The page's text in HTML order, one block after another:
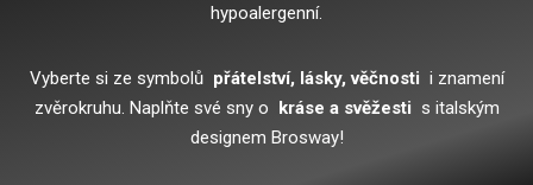
hypoalergenní.
Vyberte si ze symbolů přátelství, lásky, věčnosti i znamení
zvěrokruhu. Naplňte své sny o kráse a svěžesti s italským
designem Brosway!